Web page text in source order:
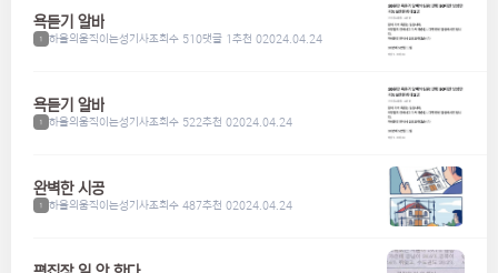
욕듣기 알바
1 하울의움직이는성기사조회수 510댓글 1추천 02024.04.24
욕듣기 알바
1 하울의움직이는성기사조회수 522추천 02024.04.24
완벽한 시공
1 하울의움직이는성기사조회수 487추천 02024.04.24